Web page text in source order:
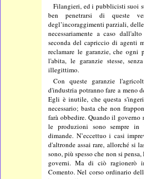
Filangieri, ed i pubblicisti suoi
ben penetrarsi di queste
degl’incoraggimenti parziali,
necessariamente a caso
seconda del capriccio di agenti
reclamare le garanzie, che ogni
l'abita, le garanzie stesse,
illegittimo.
Con queste garanzie
d'industria potranno fare a meno
Egli è inutile, che questa
necessario; basta che non
farà obbedire. Quando il
le produzioni sono sempre in
dimande. N’eccettuo i casi
d'altronde assai rare, allorché si
sono, più spesso che non si
governi. Ma di ciò ragionerò
Comento. Nel corso ordinario